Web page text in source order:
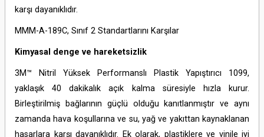
karşı dayanıklıdır.
MMM-A-189C, Sınıf 2 Standartlarını Karşılar
Kimyasal denge ve hareketsizlik
3M™ Nitril Yüksek Performanslı Plastik Yapıştırıcı 1099,
yaklaşık 40 dakikalık açık kalma süresiyle hızla kurur.
Birleştirilmiş bağlarının güçlü olduğu kanıtlanmıştır ve aynı
zamanda hava koşullarına ve su, yağ ve yakıttan kaynaklanan
hasarlara karşı dayanıklıdır. Ek olarak, plastiklere ve vinile iyi